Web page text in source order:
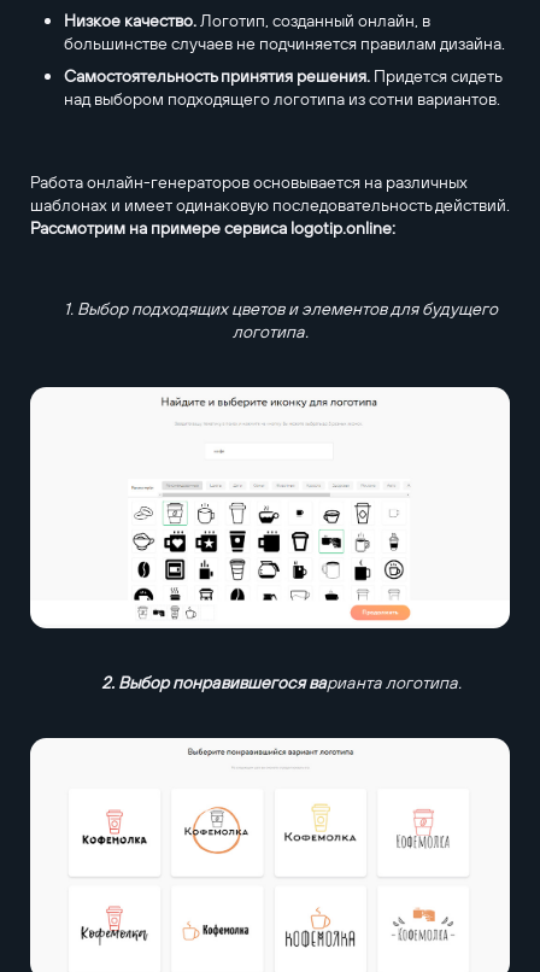
Низкое качество.Логотип, созданный онлайн, в
большинстве случаев не подчиняется правилам дизайна.
Самостоятельность принятия решения.Придется сидеть
над выбором подходящего логотипа из сотни вариантов.
Работа онлайн-генераторов основывается на различных
шаблонах и имеет одинаковую последовательность действий.
Рассмотрим на примере сервиса logotip.online:
1. Выбор подходящих цветов и элементов для будущего
логотипа.
2. Выбор понравившегося варианта логотипа.